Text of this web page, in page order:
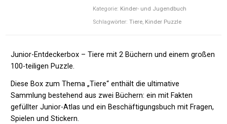
Kategorie: Kinder- und Jugendbuch
Schlagwörter: Tiere, Kinder Puzzle
Junior-Entdeckerbox – Tiere mit 2 Büchern und einem großen
100-teiligen Puzzle.
Diese Box zum Thema „Tiere“ enthält die ultimative
Sammlung bestehend aus zwei Büchern: ein mit Fakten
gefüllter Junior-Atlas und ein Beschäftigungsbuch mit Fragen,
Spielen und Stickern.